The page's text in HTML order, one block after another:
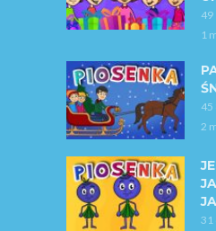
49
1
45
2
31